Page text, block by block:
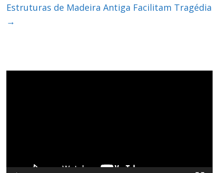
Estruturas de Madeira Antiga Facilitam Tragédia
→